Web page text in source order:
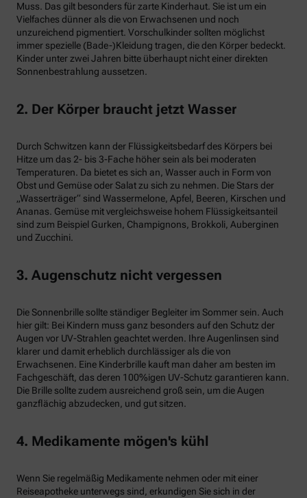
Muss. Das gilt besonders für zarte Kinderhaut. Sie ist um ein
Vielfaches dünner als die von Erwachsenen und noch
unzureichend pigmentiert. Vorschulkinder sollten möglichst
immer spezielle (Bade-)Kleidung tragen, die den Körper bedeckt.
Kinder unter zwei Jahren bitte überhaupt nicht einer direkten
Sonnenbestrahlung aussetzen.
2. Der Körper braucht jetzt Wasser
Durch Schwitzen kann der Flüssigkeitsbedarf des Körpers bei
Hitze um das 2- bis 3-Fache höher sein als bei moderaten
Temperaturen. Da bietet es sich an, Wasser auch in Form von
Obst und Gemüse oder Salat zu sich zu nehmen. Die Stars der
„Wasserträger“ sind Wassermelone, Apfel, Beeren, Kirschen und
Ananas. Gemüse mit vergleichsweise hohem Flüssigkeitsanteil
sind zum Beispiel Gurken, Champignons, Brokkoli, Auberginen
und Zucchini.
3. Augenschutz nicht vergessen
Die Sonnenbrille sollte ständiger Begleiter im Sommer sein. Auch
hier gilt: Bei Kindern muss ganz besonders auf den Schutz der
Augen vor UV-Strahlen geachtet werden. Ihre Augenlinsen sind
klarer und damit erheblich durchlässiger als die von
Erwachsenen. Eine Kinderbrille kauft man daher am besten im
Fachgeschäft, das deren 100%igen UV-Schutz garantieren kann.
Die Brille sollte zudem ausreichend groß sein, um die Augen
ganzflächig abzudecken, und gut sitzen.
4. Medikamente mögen's kühl
Wenn Sie regelmäßig Medikamente nehmen oder mit einer
Reiseapotheke unterwegs sind, erkundigen Sie sich in der